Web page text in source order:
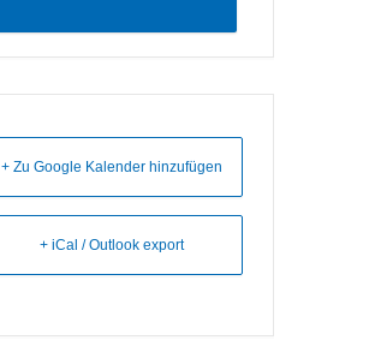
+ Zu Google Kalender hinzufügen
+ iCal / Outlook export